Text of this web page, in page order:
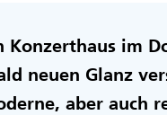
Konzerthaus im
neuen Glanz
aber auch